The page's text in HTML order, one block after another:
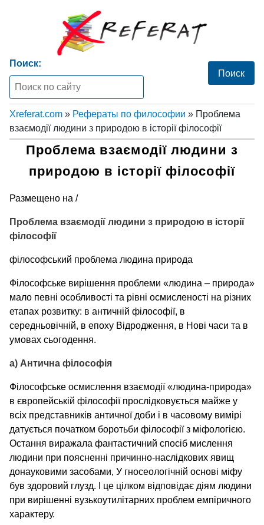
Поиск:
Xreferat.com » Рефераты по философии » Проблема
взаємодії людини з природою в історії філософії
Проблема взаємодії людини з
природою в історії філософії
Размещено на /
Проблема взаємодії людини з природою в історії
філософії
філософський проблема людина природа
Філософське вирішення проблеми «людина – природа»
мало певні особливості та рівні осмисленості на різних
етапах розвитку: в античній філософії, в
середньовічній, в епоху Відродження, в Нові часи та в
умовах сьогодення.
а) Антична філософія
Філософське осмислення взаємодії «людина-природа»
в європейській філософії прослідковується майже у
всіх представників античної доби і в часовому вимірі
датується початком боротьби філософії з міфологією.
Остання виражала фантастичний спосіб мислення
людини при поясненні причинно-наслідкових явищ
донауковими засобами, У гносеологічній основі міфу
був здоровий глузд. І це цілком відповідає діям людини
при вирішенні вузькоутилітарних проблем емпіричного
характеру.